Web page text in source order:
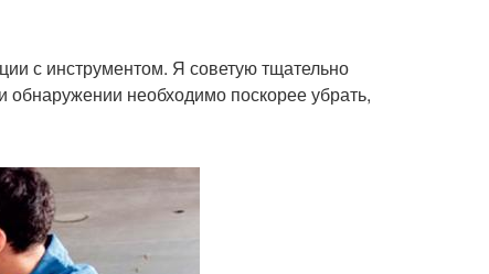
с инструментом. Я советую тщательно
обнаружении необходимо поскорее убрать,